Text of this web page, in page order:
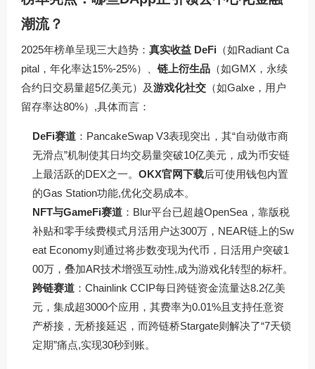
潮流？
2025年榜单呈现三大趋势： 真实收益 DeFi （如Radiant Ca
pital，年化率达15%-25%）、 链上衍生品 （如GMX，永续
合约日交易量超5亿美元）及游戏化社交 （如Galxe，用户
留存率达80%）,具体而言：
DeFi赛道 ：PancakeSwap V3表现突出，其“自动做市商
无滑点”机制使其日均交易量突破10亿美元，成为币安链
上最活跃的DEX之一。 OKX官网下载后可使用钱包内置
的Gas Station功能,优化交易成本。
NFT与GameFi赛道 ：Blur平台已超越OpenSea，靠版税
补贴和零手续费模式月活用户达300万，NEAR链上的Sw
eat Economy则通过将步数变现为代币，日活用户突破1
00万，叠加AR技术增强互动性,成为游戏化转型的标杆。
跨链赛道 ：Chainlink CCIP每日跨链资金流量达8.2亿美
元，集成超3000个应用，其费率为0.01%且支持任意资
产桥接，无桥接延迟，而跨链桥Stargate则解决了“7天锁
定期”痛点,实现30秒到账。